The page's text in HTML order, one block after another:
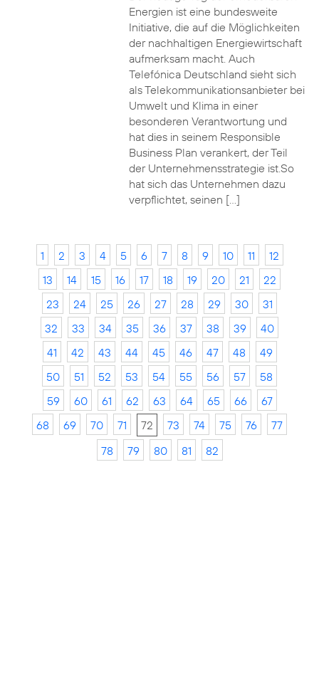
Energien ist eine bundesweite
Initiative, die auf die Möglichkeiten
der nachhaltigen Energiewirtschaft
aufmerksam macht. Auch
Telefónica Deutschland sieht sich
als Telekommunikationsanbieter bei
Umwelt und Klima in einer
besonderen Verantwortung und
hat dies in seinem Responsible
Business Plan verankert, der Teil
der Unternehmensstrategie ist.So
hat sich das Unternehmen dazu
verpflichtet, seinen […]
1 2 3 4 5 6 7 8 9 10 11
12
13
14 15 16 17 18 19 20 21
22
23
24 25 26 27 28 29 30
31
32
33 34 35 36 37 38 39
40
41
42 43 44 45 46 47 48
49
50
51 52 53 54 55 56 57
58
59
60 61 62 63 64 65 66
67
68
69 70 71 72 73 74 75 76
77
78
79 80 81 82